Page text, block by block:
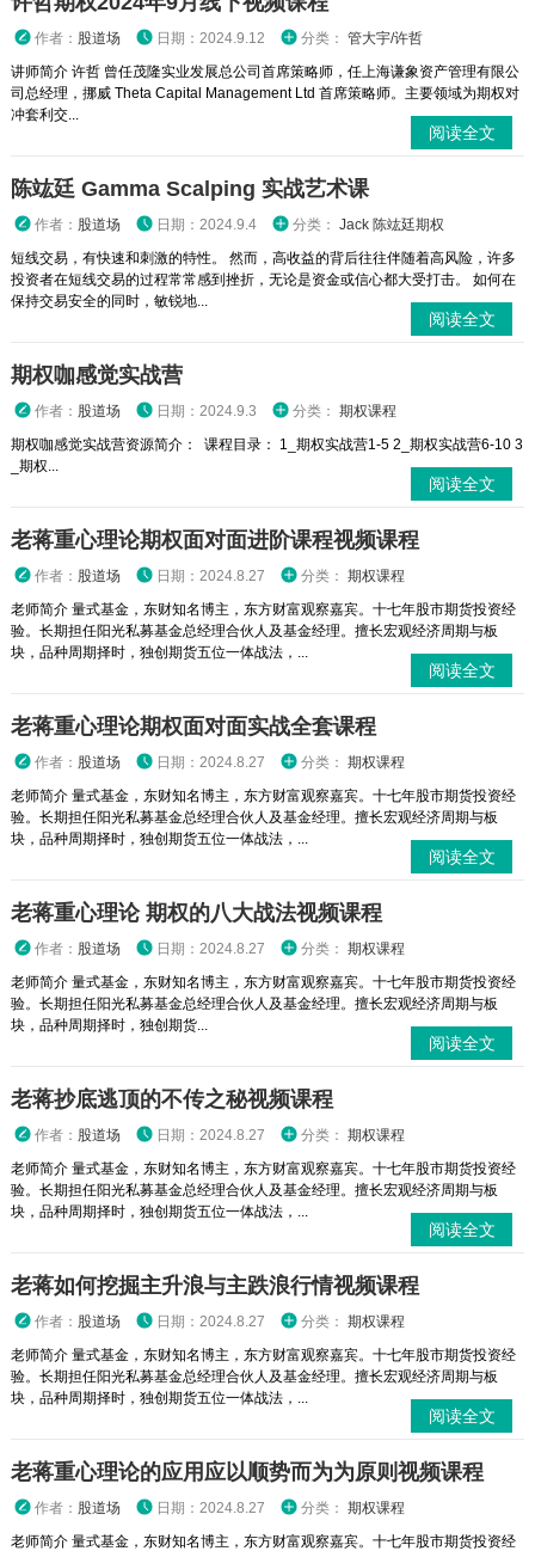
作者： 股道场 日期：2024.9.12 分类： 管大宇/许哲
讲师简介 许哲 曾任茂隆实业发展总公司首席策略师，任上海谦象资产管理有限公
司总经理，挪威 Theta Capital Management Ltd 首席策略师。主要领域为期权对
冲套利交...
阅读全文
陈竑廷 Gamma Scalping 实战艺术课
作者： 股道场 日期：2024.9.4 分类： Jack 陈竑廷期权
短线交易，有快速和刺激的特性。 然而，高收益的背后往往伴随着高风险，许多
投资者在短线交易的过程常常感到挫折，无论是资金或信心都大受打击。 如何在
保持交易安全的同时，敏锐地...
阅读全文
期权咖感觉实战营
作者： 股道场 日期：2024.9.3 分类： 期权课程
期权咖感觉实战营资源简介： 课程目录： 1_期权实战营1-5 2_期权实战营6-10 3
_期权...
阅读全文
老蒋重心理论期权面对面进阶课程视频课程
作者： 股道场 日期：2024.8.27 分类： 期权课程
老师简介 量式基金，东财知名博主，东方财富观察嘉宾。十七年股市期货投资经
验。长期担任阳光私募基金总经理合伙人及基金经理。擅长宏观经济周期与板
块，品种周期择时，独创期货五位一体战法，...
阅读全文
老蒋重心理论期权面对面实战全套课程
作者： 股道场 日期：2024.8.27 分类： 期权课程
老师简介 量式基金，东财知名博主，东方财富观察嘉宾。十七年股市期货投资经
验。长期担任阳光私募基金总经理合伙人及基金经理。擅长宏观经济周期与板
块，品种周期择时，独创期货五位一体战法，...
阅读全文
老蒋重心理论 期权的八大战法视频课程
作者： 股道场 日期：2024.8.27 分类： 期权课程
老师简介 量式基金，东财知名博主，东方财富观察嘉宾。十七年股市期货投资经
验。长期担任阳光私募基金总经理合伙人及基金经理。擅长宏观经济周期与板
块，品种周期择时，独创期货...
阅读全文
老蒋抄底逃顶的不传之秘视频课程
作者： 股道场 日期：2024.8.27 分类： 期权课程
老师简介 量式基金，东财知名博主，东方财富观察嘉宾。十七年股市期货投资经
验。长期担任阳光私募基金总经理合伙人及基金经理。擅长宏观经济周期与板
块，品种周期择时，独创期货五位一体战法，...
阅读全文
老蒋如何挖掘主升浪与主跌浪行情视频课程
作者： 股道场 日期：2024.8.27 分类： 期权课程
老师简介 量式基金，东财知名博主，东方财富观察嘉宾。十七年股市期货投资经
验。长期担任阳光私募基金总经理合伙人及基金经理。擅长宏观经济周期与板
块，品种周期择时，独创期货五位一体战法，...
阅读全文
老蒋重心理论的应用应以顺势而为为原则视频课程
作者： 股道场 日期：2024.8.27 分类： 期权课程
老师简介 量式基金，东财知名博主，东方财富观察嘉宾。十七年股市期货投资经